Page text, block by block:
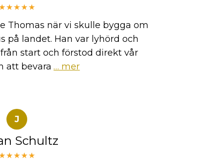
Thomas när vi skulle bygga om
på landet. Han var lyhörd och
start och förstod direkt vår
att bevara … mer
J
Schultz